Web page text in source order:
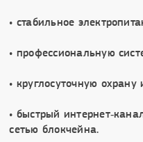
• стабильное
• профессиональную
• круглосуточную
• быстрый
сетью блокчейна.